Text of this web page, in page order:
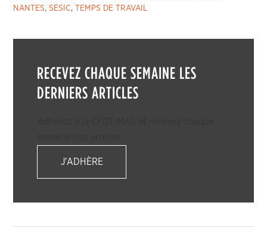
NANTES,SESIC, TEMPS DE TRAVAIL
RECEVEZ CHAQUE SEMAINE LES
DERNIERS ARTICLES
J'ADHÈRE